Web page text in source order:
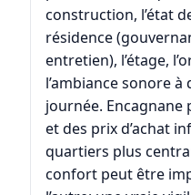
construction, l’état
résidence
entretien), l’étage,
l’ambiance sonore
journée.
et des prix d’achat
quartiers plus
confort peut être